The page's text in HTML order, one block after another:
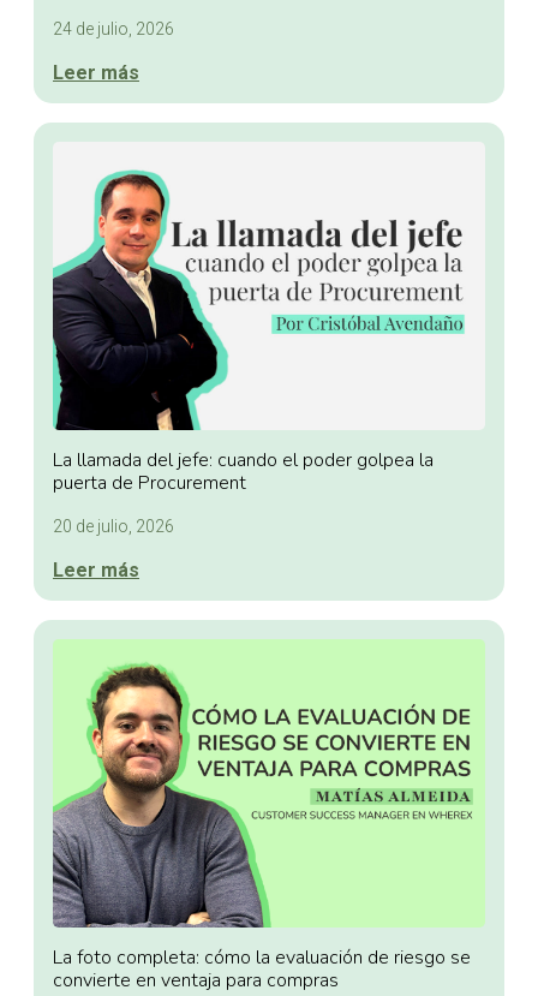
24 de julio, 2026
Leer más
La llamada del jefe: cuando el poder golpea la
puerta de Procurement
20 de julio, 2026
Leer más
La foto completa: cómo la evaluación de riesgo se
convierte en ventaja para compras